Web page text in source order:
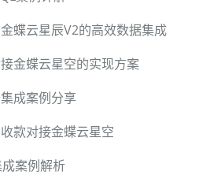
蝶云星辰V2的高效数据集成
金蝶云星空的实现方案
成案例分享
款对接金蝶云星空
案例解析